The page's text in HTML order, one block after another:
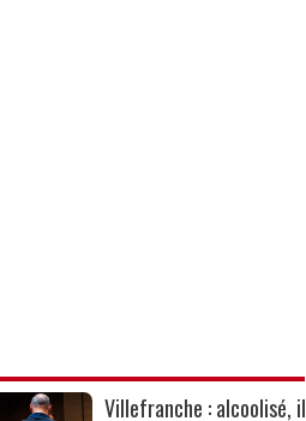
Villefranche : alcoolisé, il